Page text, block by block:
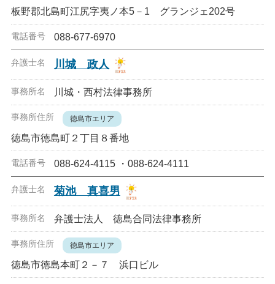
板野郡北島町江尻字夷ノ本5－1 グランジェ202号
088-677-6970
川城 政人
川城・西村法律事務所
徳島市エリア
徳島市徳島町２丁目８番地
088-624-4115 ・088-624-4111
菊池 真喜男
弁護士法人 徳島合同法律事務所
徳島市エリア
徳島市徳島本町２－７ 浜口ビル